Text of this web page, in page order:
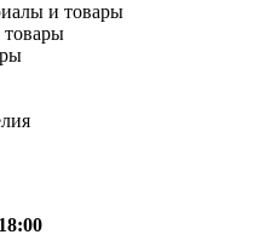
и товары